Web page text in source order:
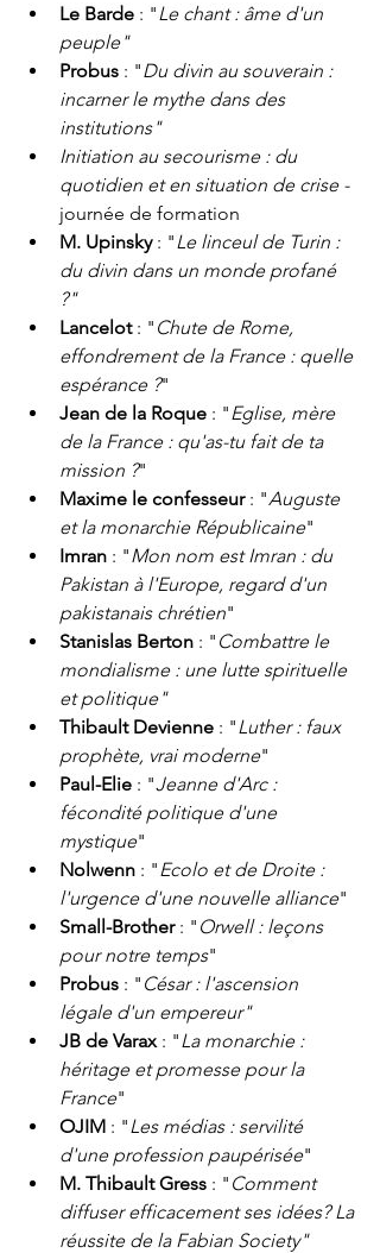
Le Barde : "Le chant : âme d'un
peuple"
Probus : "Du divin au souverain :
incarner le mythe dans des
institutions"
Initiation au secourisme : du
quotidien et en situation de crise -
journée de formation
M. Upinsky : "Le linceul de Turin :
du divin dans un monde profané
?"
Lancelot : " Chute de Rome,
effondrement de la France : quelle
espérance ?"
Jean de la Roque : "Eglise, mère
de la France : qu'as-tu fait de ta
mission ?"
Maxime le confesseur : "Auguste
et la monarchie Républicaine"
Imran : "Mon nom est Imran : du
Pakistan à l'Europe, regard d'un
pakistanais chrétien"
Stanislas Berton : " Combattre le
mondialisme : une lutte spirituelle
et politique"
Thibault Devienne : "Luther : faux
prophète, vrai moderne"
Paul-Elie : "Jeanne d'Arc :
fécondité politique d'une
mystique"
Nolwenn : "Ecolo et de Droite :
l'urgence d'une nouvelle alliance"
Small-Brother : " Orwell : leçons
pour notre temps"
Probus : " César : l'ascension
légale d'un empereur"
JB de Varax : "La monarchie :
héritage et promesse pour la
France"
OJIM : "Les médias : servilité
d'une profession paupérisée"
M. Thibault Gress : " Comment
diffuser efficacement ses idées? La
réussite de la Fabian Society"